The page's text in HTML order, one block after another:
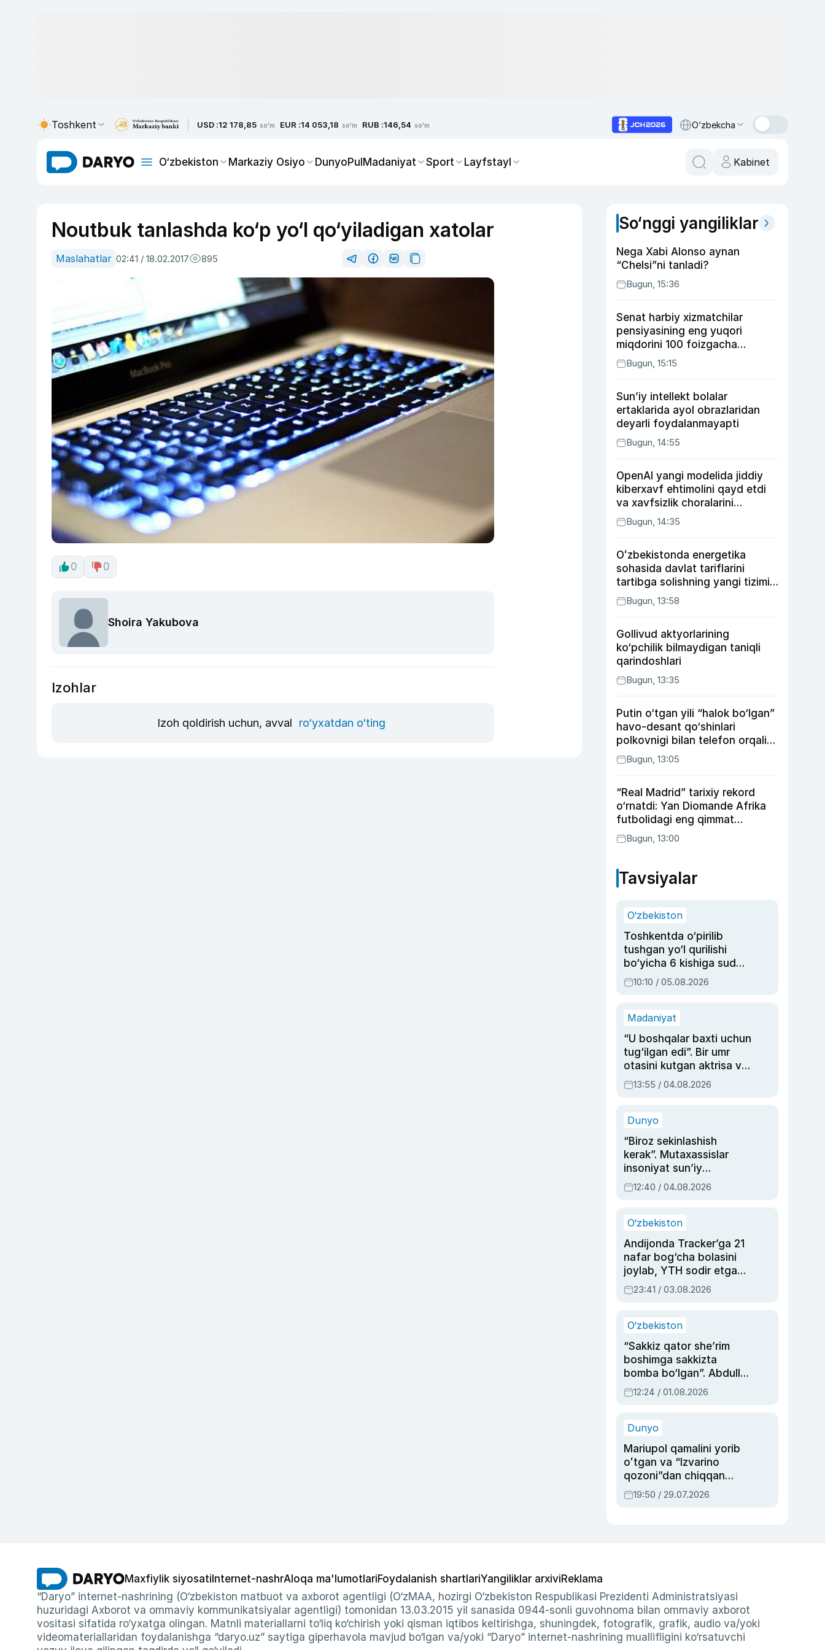
Toshkent USD :12 178,85 so'm EUR :14 053,18 so'm RUB :146,54 so'm O‘zbekcha
O‘zbekiston Markaziy Osiyo DunyoPulMadaniyat Sport Layfstayl Kabinet
Noutbuk tanlashda ko‘p yo‘l qo‘yiladigan xatolar
Maslahatlar 02:41 / 18.02.2017 895
0 0
Shoira Yakubova
Izohlar
Izoh qoldirish uchun, avval ro‘yxatdan o‘ting
So‘nggi yangiliklar
Nega Xabi Alonso aynan
“Chelsi”ni tanladi?
Bugun, 15:36
Senat harbiy xizmatchilar
pensiyasining eng yuqori
miqdorini 100 foizgacha
oshirishni nazarda tutuvchi
qonunni ma’qulladi
Bugun, 15:15
Sun’iy intellekt bolalar
ertaklarida ayol obrazlaridan
deyarli foydalanmayapti
Bugun, 14:55
OpenAI yangi modelida jiddiy
kiberxavf ehtimolini qayd etdi
va xavfsizlik choralarini
kuchaytirdi
Bugun, 14:35
Oʻzbekistonda energetika
sohasida davlat tariflarini
tartibga solishning yangi tizimi
joriy etildi
Bugun, 13:58
Gollivud aktyorlarining
ko‘pchilik bilmaydigan taniqli
qarindoshlari
Bugun, 13:35
Putin o‘tgan yili “halok bo‘lgan”
havo-desant qo‘shinlari
polkovnigi bilan telefon orqali
suhbatlashdi
Bugun, 13:05
“Real Madrid” tarixiy rekord
o‘rnatdi: Yan Diomande Afrika
futbolidagi eng qimmat
transferga aylandi
Bugun, 13:00
Tavsiyalar
O‘zbekiston
Toshkentda o‘pirilib
tushgan yo‘l qurilishi
bo‘yicha 6 kishiga sud
hukmi o‘qildi
10:10 / 05.08.2026
Madaniyat
“U boshqalar baxti uchun
tug‘ilgan edi”. Bir umr
otasini kutgan aktrisa va
dublyaj ustasi Rimma
Ahmedovaning
13:55 / 04.08.2026
Dunyo
“Biroz sekinlashish
kerak”. Mutaxassislar
insoniyat sun’iy
intellektni boshqara
olmay qolishidan xavotir
12:40 / 04.08.2026
O‘zbekiston
Andijonda Tracker’ga 21
nafar bog‘cha bolasini
joylab, YTH sodir etgan
ayolga sud hukmi o‘qildi
23:41 / 03.08.2026
O‘zbekiston
“Sakkiz qator she’rim
boshimga sakkizta
bomba bo‘lgan”. Abdulla
Oripovni siyosiy
ayblovlardan asrab
12:24 / 01.08.2026
Dunyo
Mariupol qamalini yorib
oʻtgan va “Izvarino
qozoni”dan chiqqan
qahramon — Ukraina
armiyasi bosh
19:50 / 29.07.2026
Maxfiylik siyosati Internet-nashrAloqa ma'lumotlariFoydalanish shartlariYangiliklar arxiviReklama
“Daryo” internet-nashrining (O‘zbekiston matbuot va axborot agentligi (O‘zMAA, hozirgi O‘zbekiston Respublikasi Prezidenti Administratsiyasi
huzuridagi Axborot va ommaviy kommunikatsiyalar agentligi) tomonidan 13.03.2015 yil sanasida 0944-sonli guvohnoma bilan ommaviy axborot
vositasi sifatida ro‘yxatga olingan. Matnli materiallarni to‘liq ko‘chirish yoki qisman iqtibos keltirishga, shuningdek, fotografik, grafik, audio va/yoki
videomateriallaridan foydalanishga “daryo.uz” saytiga giperhavola mavjud bo‘lgan va/yoki “Daryo” internet-nashrining muallifligini ko‘rsatuvchi